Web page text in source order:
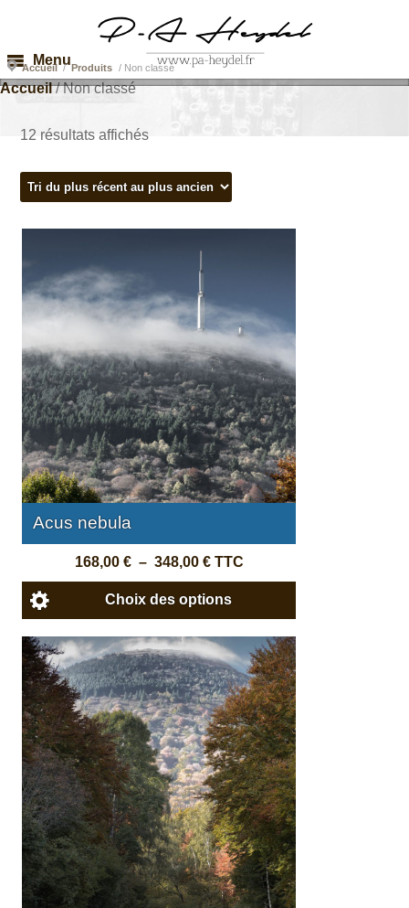
Menu
Accueil / Produits / Non classé
Accueil/ Non classé
Non classé
12 résultats affichés
Acus nebula
168,00 € – 348,00 € TTC
Choix des options